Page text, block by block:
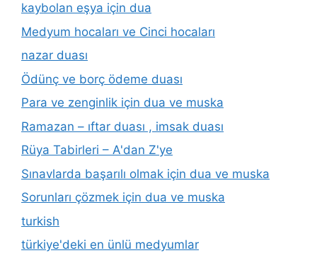
kaybolan eşya için dua
Medyum hocaları ve Cinci hocaları
nazar duası
Ödünç ve borç ödeme duası
Para ve zenginlik için dua ve muska
Ramazan – ıftar duası , imsak duası
Rüya Tabirleri – A'dan Z'ye
Sınavlarda başarılı olmak için dua ve muska
Sorunları çözmek için dua ve muska
turkish
türkiye'deki en ünlü medyumlar